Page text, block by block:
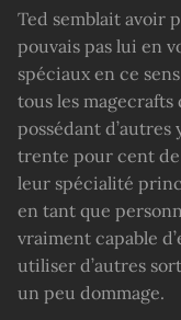
Ted semblait avoir
pouvais pas lui en
spéciaux en ce
tous les magecrafts
possédant
trente pour cent de
leur spécialité
en tant que
vraiment capable
utiliser d’autres
un peu dommage.